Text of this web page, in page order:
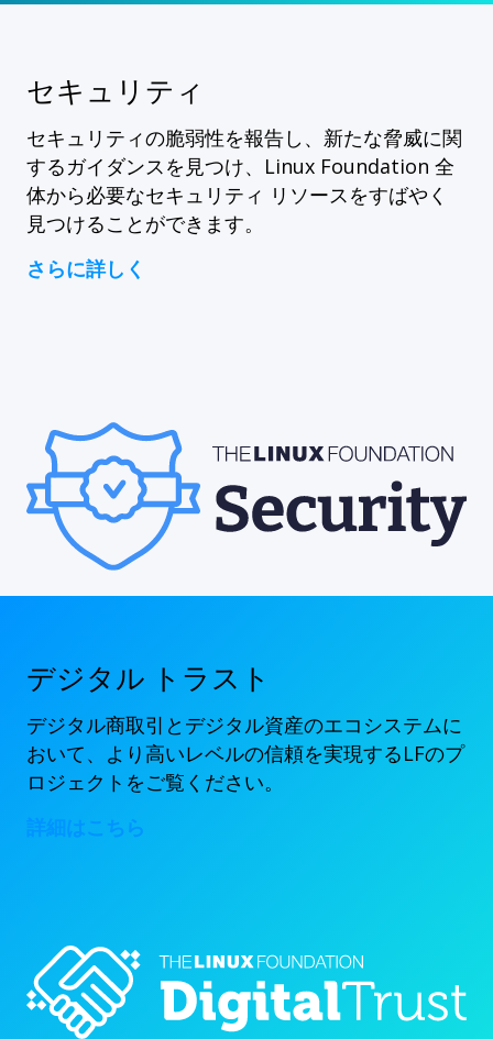
セキュリティ
セキュリティの脆弱性を報告し、新たな脅威に関
するガイダンスを見つけ、Linux Foundation 全
体から必要なセキュリティ リソースをすばやく
見つけることができます。
さらに詳しく
デジタル トラスト
デジタル商取引とデジタル資産のエコシステムに
おいて、より高いレベルの信頼を実現するLFのプ
ロジェクトをご覧ください。
詳細はこちら